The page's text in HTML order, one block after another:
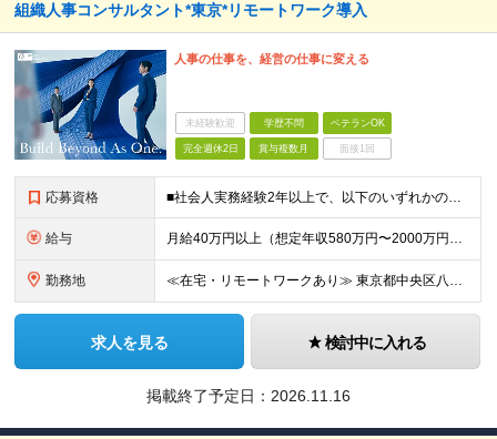
組織人事コンサルタント*東京*リモートワーク導入
人事の仕事を、経営の仕事に変える
未経験歓迎 学歴不問 ベテランOK
完全週休2日 賞与複数月 面接1回
応募資格 ■社会人実務経験2年以上で、以下のいずれかの経験を満たす方 ・コンサルティングファーム/シンクタンクにおいて、人事領域でのITまたは業務コンサルティング経験 ・SIerとして人事領域の経験 ・人事領域
給与 月給40万円以上（想定年収580万円〜2000万円） ※経験・能力を考慮の上、当社規定により決定します。 ※賞与年2回支給 ※試用期間：原則6ヶ月（試用期間中の労働条件は本採用時と同様） ※残業代は全
勤務地 ≪在宅・リモートワークあり≫ 東京都中央区八重洲二丁目2番1号 東京ミッドタウン八重洲 八重洲セントラルタワー15階 ※プロジェクトによりその他全国、海外あり ※在宅勤務制度、リモートワーク制度あり
求人を見る 検討中に入れる
掲載終了予定日： 2026.11.16